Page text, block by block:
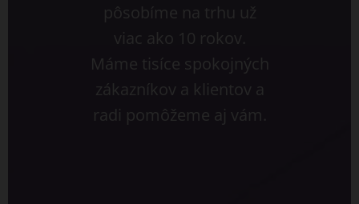
pôsobíme na trhu už
viac ako 10 rokov.
Máme tisíce spokojných
zákazníkov a klientov a
radi pomôžeme aj vám.